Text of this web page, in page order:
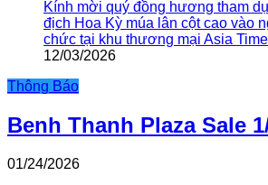
Kính mời quý đồng hương tham
địch Hoa Kỳ múa lân cột cao vào
chức tại khu thương mại Asia
12/03/2026
Thông Báo
Benh Thanh Plaza Sale
01/24/2026